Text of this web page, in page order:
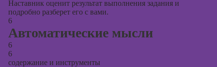
Наставник оценит результат выполнения задания и
подробно разберет его с вами.
6
Автоматические мысли
6
6
содержание и инструменты